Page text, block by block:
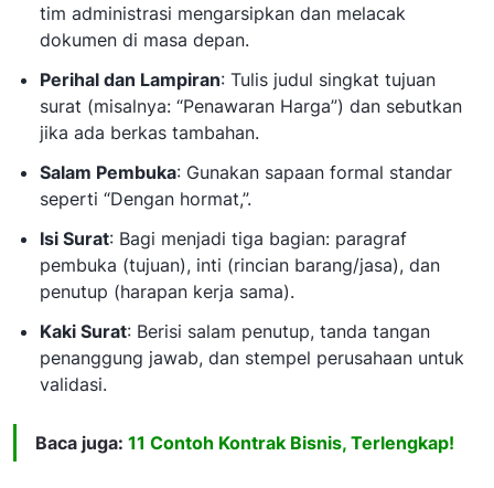
tim administrasi mengarsipkan dan melacak
dokumen di masa depan.
Perihal dan Lampiran: Tulis judul singkat tujuan
surat (misalnya: “Penawaran Harga”) dan sebutkan
jika ada berkas tambahan.
Salam Pembuka: Gunakan sapaan formal standar
seperti “Dengan hormat,”.
Isi Surat: Bagi menjadi tiga bagian: paragraf
pembuka (tujuan), inti (rincian barang/jasa), dan
penutup (harapan kerja sama).
Kaki Surat: Berisi salam penutup, tanda tangan
penanggung jawab, dan stempel perusahaan untuk
validasi.
Baca juga: 11 Contoh Kontrak Bisnis, Terlengkap!